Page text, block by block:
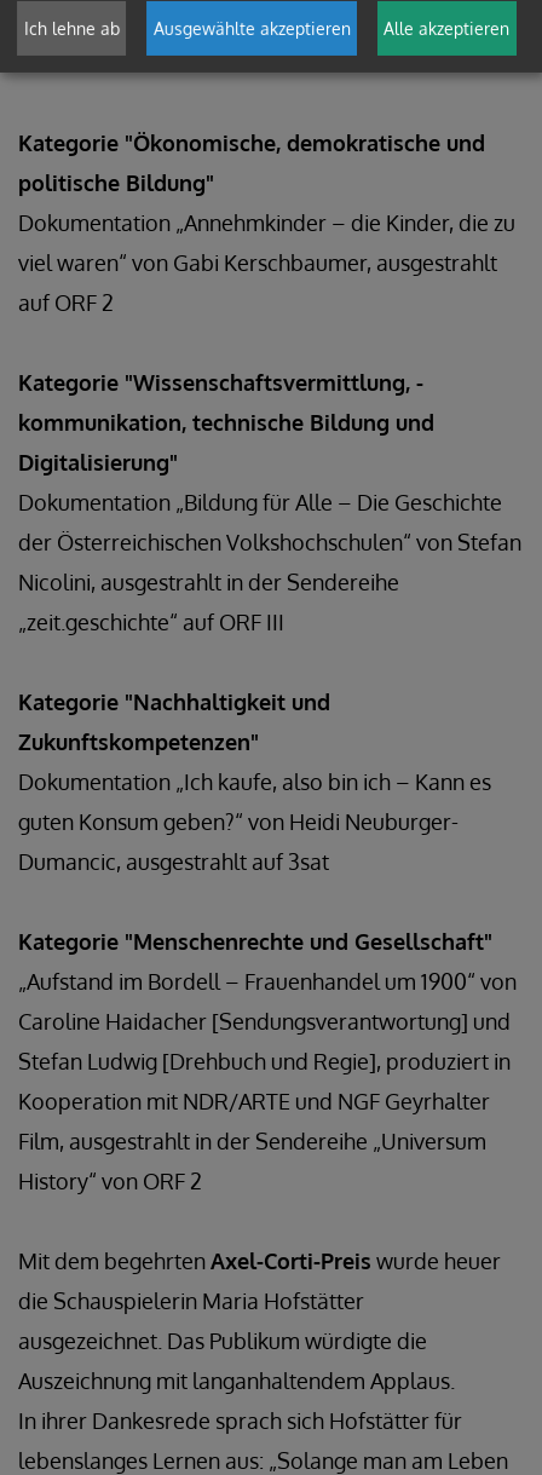
ausgestrahlt auf 3sat und abrufbar in der
Mediathek des ORF
Kategorie "Ökonomische, demokratische und
politische Bildung"
Dokumentation „Annehmkinder – die Kinder, die zu
viel waren“ von Gabi Kerschbaumer, ausgestrahlt
auf ORF 2
Kategorie "Wissenschaftsvermittlung, -
kommunikation, technische Bildung und
Digitalisierung"
Dokumentation „Bildung für Alle – Die Geschichte
der Österreichischen Volkshochschulen“ von Stefan
Nicolini, ausgestrahlt in der Sendereihe
„zeit.geschichte“ auf ORF III
Kategorie "Nachhaltigkeit und
Zukunftskompetenzen"
Dokumentation „Ich kaufe, also bin ich – Kann es
guten Konsum geben?“ von Heidi Neuburger-
Dumancic, ausgestrahlt auf 3sat
Kategorie "Menschenrechte und Gesellschaft"
„Aufstand im Bordell – Frauenhandel um 1900“ von
Caroline Haidacher [Sendungsverantwortung] und
Stefan Ludwig [Drehbuch und Regie], produziert in
Kooperation mit NDR/ARTE und NGF Geyrhalter
Film, ausgestrahlt in der Sendereihe „Universum
History“ von ORF 2
Mit dem begehrtenAxel-Corti-Preis wurde heuer
die Schauspielerin Maria Hofstätter
ausgezeichnet. Das Publikum würdigte die
Auszeichnung mit langanhaltendem Applaus.
In ihrer Dankesrede sprach sich Hofstätter für
lebenslanges Lernen aus: „Solange man am Leben
Ich lehne ab Ausgewählte akzeptieren Alle akzeptieren